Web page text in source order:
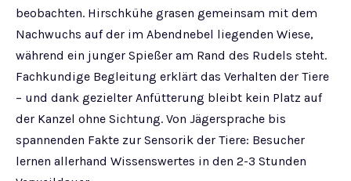
beobachten. Hirschkühe grasen gemeinsam mit dem
Nachwuchs auf der im Abendnebel liegenden Wiese,
während ein junger Spießer am Rand des Rudels steht.
Fachkundige Begleitung erklärt das Verhalten der Tiere
– und dank gezielter Anfütterung bleibt kein Platz auf
der Kanzel ohne Sichtung. Von Jägersprache bis
spannenden Fakte zur Sensorik der Tiere: Besucher
lernen allerhand Wissenswertes in den 2-3 Stunden